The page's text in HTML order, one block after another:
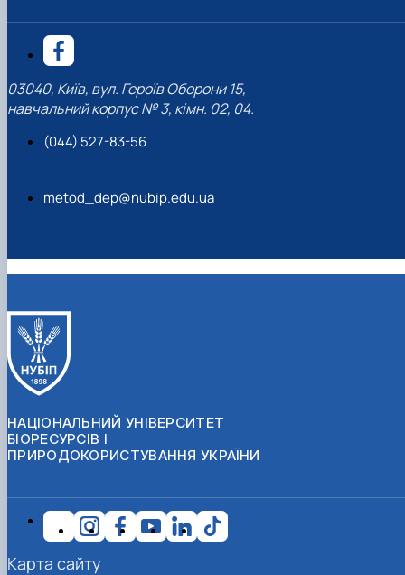
03040, Київ, вул. Героїв Оборони 15,
навчальний корпус № 3, кімн. 02, 04.
(044) 527-83-56
metod_dep@nubip.edu.ua
НАЦІОНАЛЬНИЙ УНІВЕРСИТЕТ
БІОРЕСУРСІВ І
ПРИРОДОКОРИСТУВАННЯ УКРАЇНИ
Карта сайту